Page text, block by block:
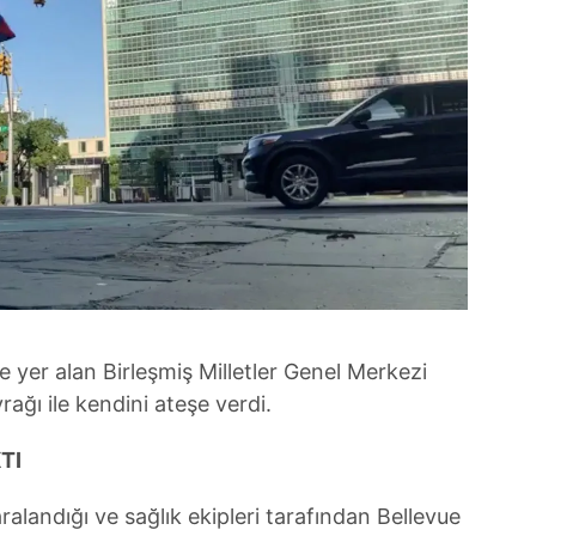
yer alan Birleşmiş Milletler Genel Merkezi
ile kendini ateşe verdi.
ve sağlık ekipleri tarafından Bellevue